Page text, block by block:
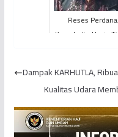
Reses Perdana,
Kamaludin Havis
Dampak KARHUTLA,
Kualitas Udara